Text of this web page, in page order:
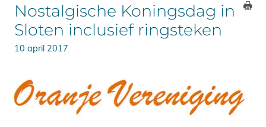
Nostalgische Koningsdag in
Sloten inclusief ringsteken
10 april 2017